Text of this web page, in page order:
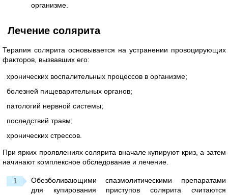
организме.
Лечение солярита
Терапия солярита основывается на устранении провоцирующих
факторов, вызвавших его:
хронических воспалительных процессов в организме;
болезней пищеварительных органов;
патологий нервной системы;
последствий травм;
хронических стрессов.
При ярких проявлениях солярита вначале купируют криз, а затем
начинают комплексное обследование и лечение.
Обезболивающими спазмолитическими препаратами
для купирования приступов солярита считаются